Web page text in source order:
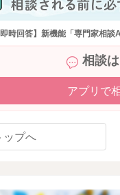
時回答】新機能「専門家相談
相談
アプリで
ップへ